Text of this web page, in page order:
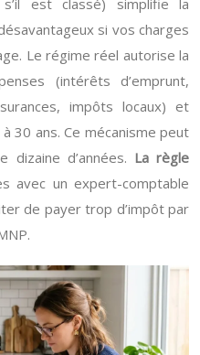
si vos charges
Le régime réel autorise la
(intérêts d’emprunt,
impôts locaux) et
30 ans. Ce mécanisme peut
dizaine d’années. La règle
avec un expert-comptable
de payer trop d’impôt par